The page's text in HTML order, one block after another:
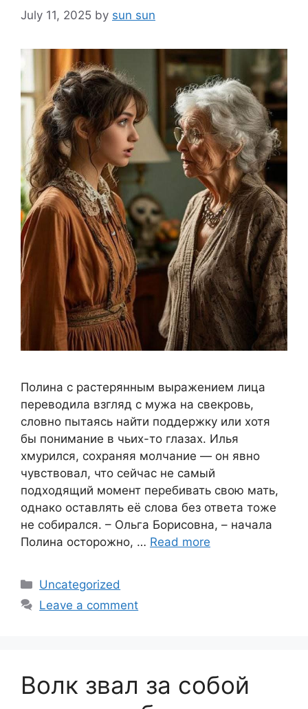
July 11, 2025 by sun sun
Полина с растерянным выражением лица
переводила взгляд с мужа на свекровь,
словно пытаясь найти поддержку или хотя
бы понимание в чьих-то глазах. Илья
хмурился, сохраняя молчание — он явно
чувствовал, что сейчас не самый
подходящий момент перебивать свою мать,
однако оставлять её слова без ответа тоже
не собирался. – Ольга Борисовна, – начала
Полина осторожно, … Read more
Categories
Uncategorized
Leave a comment
Волк звал за собой